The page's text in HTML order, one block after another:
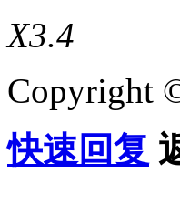
X3.4
Copyright
快速回复